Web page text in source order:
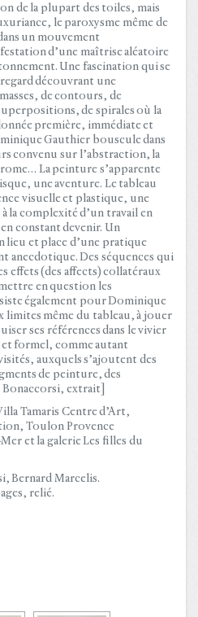
de la plupart des toiles, mais
le paroxysme même de
un mouvement
d’une maîtrise aléatoire
Une fascination qui se
découvrant une
de contours, de
de spirales où la
première, immédiate et
Gauthier bouscule dans
convenu sur l’abstraction, la
La peinture s’apparente
une aventure. Le tableau
visuelle et plastique, une
la complexité d’un travail en
constant devenir. Un
lieu et place d’une pratique
anecdotique. Des séquences qui
effets (des affects) collatéraux
en question les
également pour Dominique
limites même du tableau, à jouer
ses références dans le vivier
formel, comme autant
auxquels s’ajoutent des
de peinture, des
extrait]
Tamaris Centre d’Art,
Toulon Provence
et la galerie Les filles du
Bernard Marcelis.
relié.